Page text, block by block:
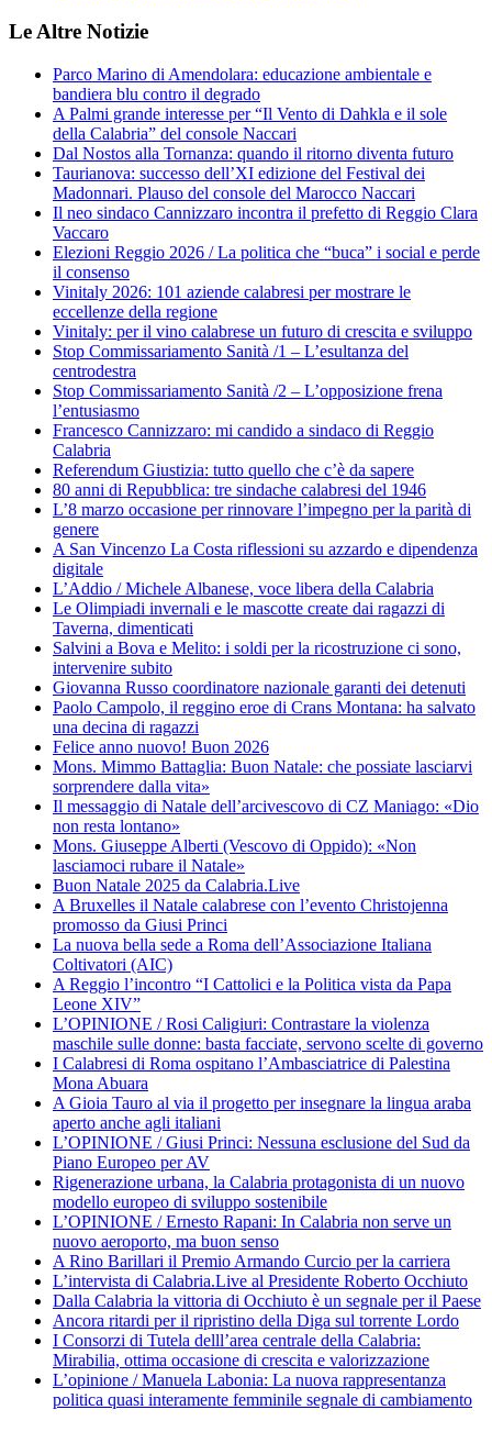
Le Altre Notizie
Parco Marino di Amendolara: educazione ambientale e
bandiera blu contro il degrado
A Palmi grande interesse per “Il Vento di Dahkla e il sole
della Calabria” del console Naccari
Dal Nostos alla Tornanza: quando il ritorno diventa futuro
Taurianova: successo dell’XI edizione del Festival dei
Madonnari. Plauso del console del Marocco Naccari
Il neo sindaco Cannizzaro incontra il prefetto di Reggio Clara
Vaccaro
Elezioni Reggio 2026 / La politica che “buca” i social e perde
il consenso
Vinitaly 2026: 101 aziende calabresi per mostrare le
eccellenze della regione
Vinitaly: per il vino calabrese un futuro di crescita e sviluppo
Stop Commissariamento Sanità /1 – L’esultanza del
centrodestra
Stop Commissariamento Sanità /2 – L’opposizione frena
l’entusiasmo
Francesco Cannizzaro: mi candido a sindaco di Reggio
Calabria
Referendum Giustizia: tutto quello che c’è da sapere
80 anni di Repubblica: tre sindache calabresi del 1946
L’8 marzo occasione per rinnovare l’impegno per la parità di
genere
A San Vincenzo La Costa riflessioni su azzardo e dipendenza
digitale
L’Addio / Michele Albanese, voce libera della Calabria
Le Olimpiadi invernali e le mascotte create dai ragazzi di
Taverna, dimenticati
Salvini a Bova e Melito: i soldi per la ricostruzione ci sono,
intervenire subito
Giovanna Russo coordinatore nazionale garanti dei detenuti
Paolo Campolo, il reggino eroe di Crans Montana: ha salvato
una decina di ragazzi
Felice anno nuovo! Buon 2026
Mons. Mimmo Battaglia: Buon Natale: che possiate lasciarvi
sorprendere dalla vita»
Il messaggio di Natale dell’arcivescovo di CZ Maniago: «Dio
non resta lontano»
Mons. Giuseppe Alberti (Vescovo di Oppido): «Non
lasciamoci rubare il Natale»
Buon Natale 2025 da Calabria.Live
A Bruxelles il Natale calabrese con l’evento Christojenna
promosso da Giusi Princi
La nuova bella sede a Roma dell’Associazione Italiana
Coltivatori (AIC)
A Reggio l’incontro “I Cattolici e la Politica vista da Papa
Leone XIV”
L’OPINIONE / Rosi Caligiuri: Contrastare la violenza
maschile sulle donne: basta facciate, servono scelte di governo
I Calabresi di Roma ospitano l’Ambasciatrice di Palestina
Mona Abuara
A Gioia Tauro al via il progetto per insegnare la lingua araba
aperto anche agli italiani
L’OPINIONE / Giusi Princi: Nessuna esclusione del Sud da
Piano Europeo per AV
Rigenerazione urbana, la Calabria protagonista di un nuovo
modello europeo di sviluppo sostenibile
L’OPINIONE / Ernesto Rapani: In Calabria non serve un
nuovo aeroporto, ma buon senso
A Rino Barillari il Premio Armando Curcio per la carriera
L’intervista di Calabria.Live al Presidente Roberto Occhiuto
Dalla Calabria la vittoria di Occhiuto è un segnale per il Paese
Ancora ritardi per il ripristino della Diga sul torrente Lordo
I Consorzi di Tutela delll’area centrale della Calabria:
Mirabilia, ottima occasione di crescita e valorizzazione
L’opinione / Manuela Labonia: La nuova rappresentanza
politica quasi interamente femminile segnale di cambiamento